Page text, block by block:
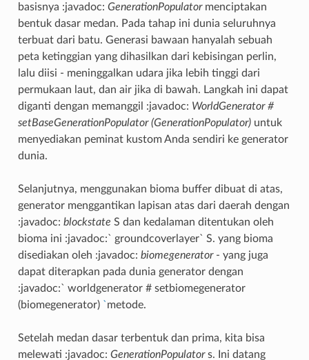
basisnya :javadoc: GenerationPopulatormenciptakan
bentuk dasar medan. Pada tahap ini dunia seluruhnya
terbuat dari batu. Generasi bawaan hanyalah sebuah
peta ketinggian yang dihasilkan dari kebisingan perlin,
lalu diisi - meninggalkan udara jika lebih tinggi dari
permukaan laut, dan air jika di bawah. Langkah ini dapat
diganti dengan memanggil :javadoc: WorldGenerator #
setBaseGenerationPopulator (GenerationPopulator)untuk
menyediakan peminat kustom Anda sendiri ke generator
dunia.
Selanjutnya, menggunakan bioma buffer dibuat di atas,
generator menggantikan lapisan atas dari daerah dengan
:javadoc: blockstate S dan kedalaman ditentukan oleh
bioma ini :javadoc:` groundcoverlayer` S. yang bioma
disediakan oleh :javadoc: biomegenerator- yang juga
dapat diterapkan pada dunia generator dengan
:javadoc:` worldgenerator # setbiomegenerator
(biomegenerator) `metode.
Setelah medan dasar terbentuk dan prima, kita bisa
melewati :javadoc: GenerationPopulators. Ini datang